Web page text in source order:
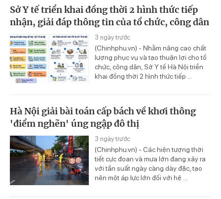
Sở Y tế triển khai đồng thời 2 hình thức tiếp
nhận, giải đáp thông tin của tổ chức, công dân
3 ngày trước
(Chinhphu.vn) - Nhằm nâng cao chất
lượng phục vụ và tạo thuận lợi cho tổ
chức, công dân, Sở Y tế Hà Nội triển
khai đồng thời 2 hình thức tiếp ...
Hà Nội giải bài toán cấp bách về khơi thông
'điểm nghẽn' úng ngập đô thị
3 ngày trước
(Chinhphu.vn) - Các hiện tượng thời
tiết cực đoan và mưa lớn đang xảy ra
với tần suất ngày càng dày đặc, tạo
nên một áp lực lớn đối với hệ ...